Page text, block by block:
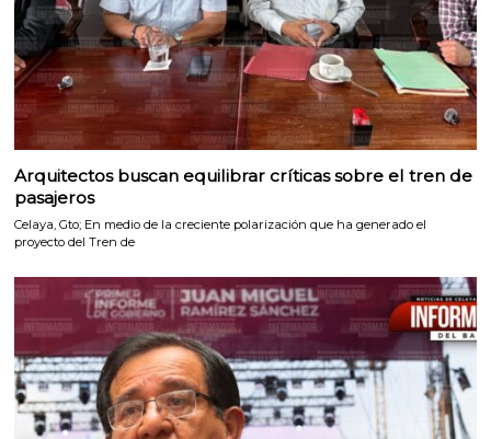
Arquitectos buscan equilibrar críticas sobre el tren de
pasajeros
Celaya, Gto; En medio de la creciente polarización que ha generado el
proyecto del Tren de